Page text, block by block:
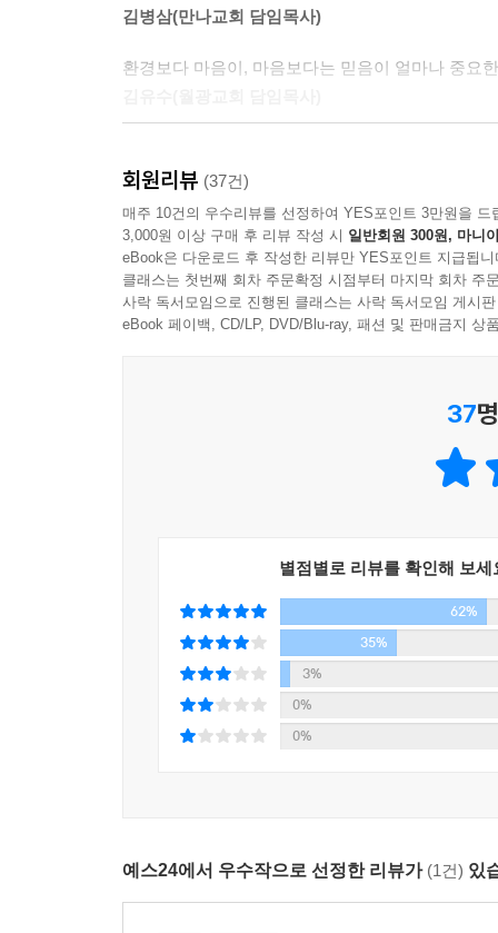
그동안 보았던 로맨스 영화 전체를 통틀어 가장
차례였다.
기도했다고 한다. 할머니와 고모, 이모, 삼촌들
나눈 게 큰 보탬이 됐다. 아무도 팔다리가 없는
있었지만, 주님을 좇아 사는 삶을 소개하고 카나
본가에는 몇 주 동안 소중한 짝을 만나서 새로운
걸렸기 때문이었다. 하지만 아버지와 어머니는
찾아볼 수 없는 차원의 지혜가 있었다. 다섯 살
요인 탓에 팔다리가 없이 태어난 게 아니었음에
대가족을 이루고 싶어 했던 예비 신부는 지체 없
쉬울 거예요. 두 분은 느닷없이 닉을 만났지만, 저
카나에의 감정은 지극히 진지해서 겉으로 드러
마주하는 일상 속에서 행동으로 사랑을 표현할
내게 쏟는 사랑과 관심의 깊이를 처음 실감한
알게 됐다. 약혼조차 하지 않았지만 분명히 결혼
카나에는 나의 한없이 어두운 모습을 보았다. 어
고민할 여유조차 없는 형편이었다. 이제 막 함께
하지만 그들은 모두 가족이다. 핏줄은 그럴 수 있
김병삼(만나교회 담임목사)
환경보다 마음이, 마음보다는 믿음이 얼마나 중요
김주하(MBC 아나운서)
팔이 아닌 턱으로 안을 수 있다는 것을 가르쳐 준
것을 알려준 그가, 이제는 날개가 아닌 믿음으로
김재원(KBS 아나운서)
분명 절망적인데 그에게서 절망의 냄새조차 느낄
그는 이 절망의 늪을 빠져 나오는 법을 가르쳐 주
이 책은 장애는 전혀 문제가 되지 않을 뿐 아니라
이규현(수영로교회 담임목사)
나는 이 책을 읽은 모든 사람들이 닉의 구주요 주
이동원(지구촌교회 원로목사)
제목부터 우리의 등이 근질거린다. 내게 숨겨졌던
회원리뷰 (37건)
매주 10건의 우수리뷰를 선정하여 YES포인트 3만원을 드
3,000원 이상 구매 후 리뷰 작성 시 일반회원 300원, 마니
eBook은 다운로드 후 작성한 리뷰만 YES포인트 지급됩니
클래스는 첫번째 회차 주문확정 시점부터 마지막 회차 주
사락 독서모임으로 진행된 클래스는 사락 독서모임 게시
eBook 페이백, CD/LP, DVD/Blu-ray, 패션 및 판매금지 상
37
별점별로 리뷰를 확인해 보세
62%
35%
3%
0%
0%
예스24에서 우수작으로 선정한 리뷰가 (1건) 있